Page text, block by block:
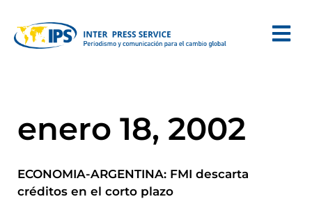
enero 18, 2002
ECONOMIA-ARGENTINA: FMI descarta
créditos en el corto plazo